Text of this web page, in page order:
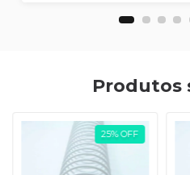
Produtos
25%OFF